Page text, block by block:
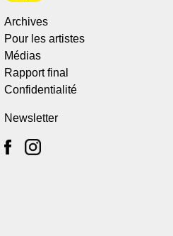
Archives
Pour les artistes
Médias
Rapport final
Confidentialité
Newsletter